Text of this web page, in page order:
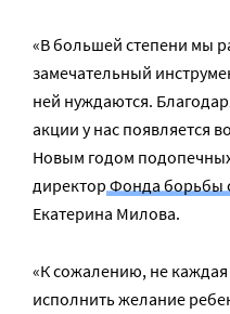
«В большей степени мы
замечательный
ней нуждаются.
акции у нас появляется
Новым годом
директорФонда борьбы
Екатерина Милова.
«К сожалению, не
исполнить желание